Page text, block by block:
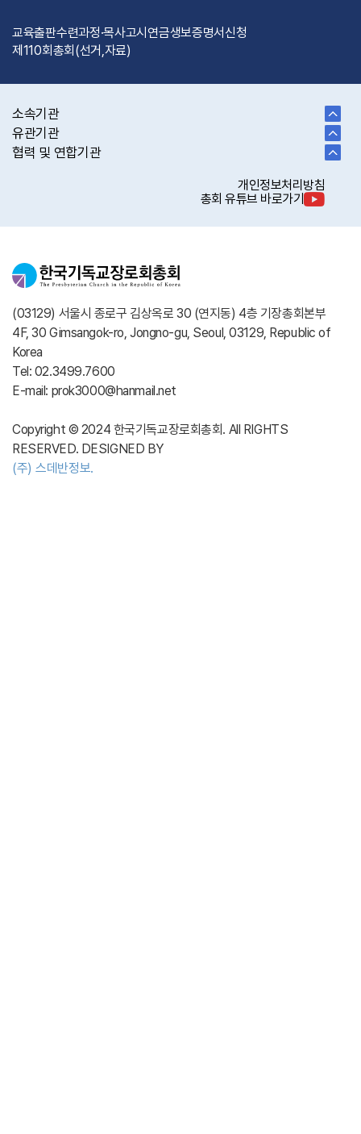
교육출판수련과정·목사고시 연금생보증명서신청
제110회총회(선거,자료)
소속기관
유관기관
협력 및 연합기관
개인정보처리방침
총회 유튜브 바로가기
(03129) 서울시 종로구 김상옥로 30 (연지동) 4층 기장총회본부
4F, 30 Gimsangok-ro, Jongno-gu, Seoul, 03129, Republic of
Korea
Tel: 02.3499.7600
E-mail: prok3000@hanmail.net
Copyright © 2024 한국기독교장로회총회. All RIGHTS
RESERVED. DESIGNED BY
(주) 스데반정보.